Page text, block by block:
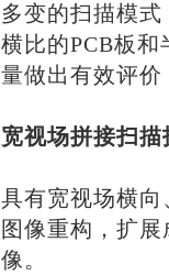
多变的扫描模
横比的PCB板
量做出有效评
宽视场拼接扫
具有宽视场横
图像重构，扩
像。